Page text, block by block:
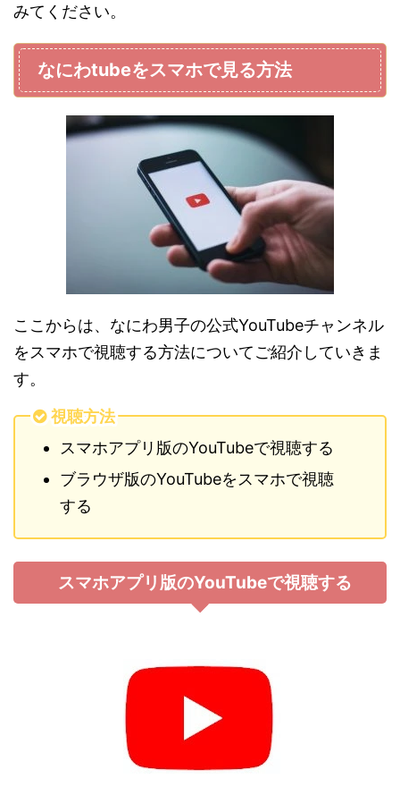
みてください。
なにわtubeをスマホで見る方法
ここからは、なにわ男子の公式YouTubeチャンネル
をスマホで視聴する方法についてご紹介していきま
す。
視聴方法
スマホアプリ版のYouTubeで視聴する
ブラウザ版のYouTubeをスマホで視聴
する
スマホアプリ版のYouTubeで視聴する